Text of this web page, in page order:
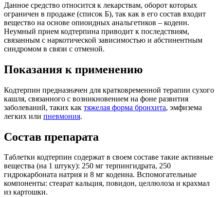
Данное средство относится к лекарствам, оборот которых
ограничен в продаже (список Б), так как в его состав входит
вещество на основе опиоидных анальгетиков – кодеин.
Неумный прием кодтерпина приводит к последствиям,
связанным с наркотической зависимостью и абстинентным
синдромом в связи с отменой.
Показания к применению
Кодтерпин предназначен для кратковременной терапии сухого
кашля, связанного с возникновением на фоне развития
заболеваний, таких как тяжелая форма бронхита, эмфизема
легких или пневмония.
Состав препарата
Таблетки кодтерпин содержат в своем составе такие активные
вещества (на 1 штуку): 250 мг терпингидрата, 250
гидрокарбоната натрия и 8 мг кодеина. Вспомогательные
компоненты: стеарат кальция, повидон, целлюлоза и крахмал
из картошки.